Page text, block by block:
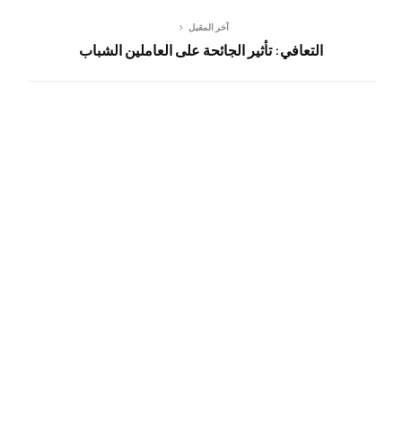
آخر المقبل
التعافي: تأثير الجائحة على العاملين الشباب